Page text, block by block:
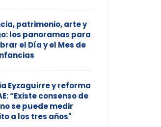
patrimonio, arte y
los panoramas para
el Día y el Mes de
Eyzaguirre y reforma
“Existe consenso de
se puede medir
a los tres años"